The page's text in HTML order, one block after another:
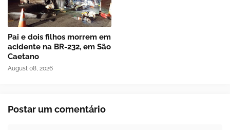
Pai e dois filhos morrem em
acidente na BR-232, em São
Caetano
August 08, 2026
Postar um comentário